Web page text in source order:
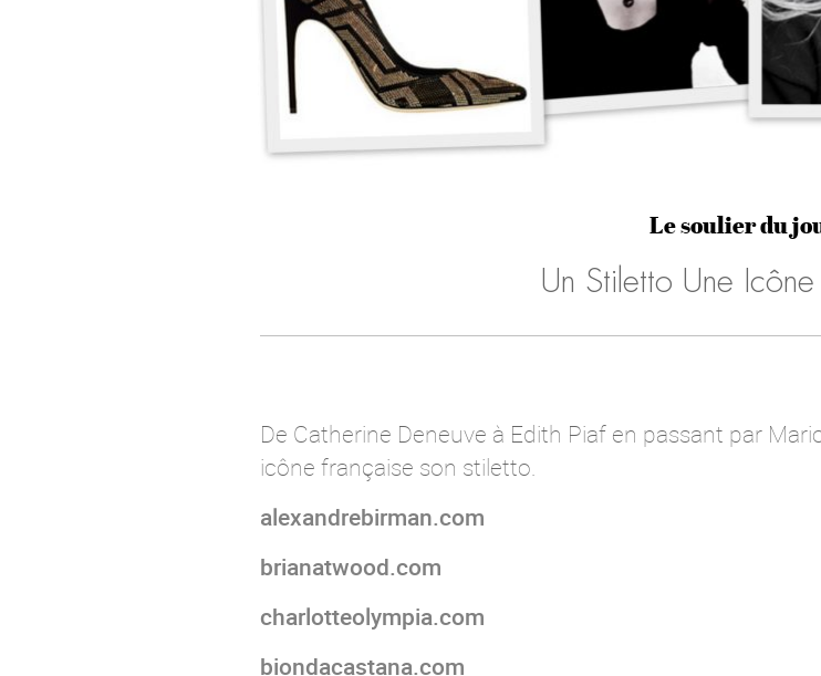
Le soulier du
Un Stiletto Une
De Catherine Deneuve à Edith Piaf en passant par
icône française son stiletto.
alexandrebirman.com
brianatwood.com
charlotteolympia.com
biondacastana.com